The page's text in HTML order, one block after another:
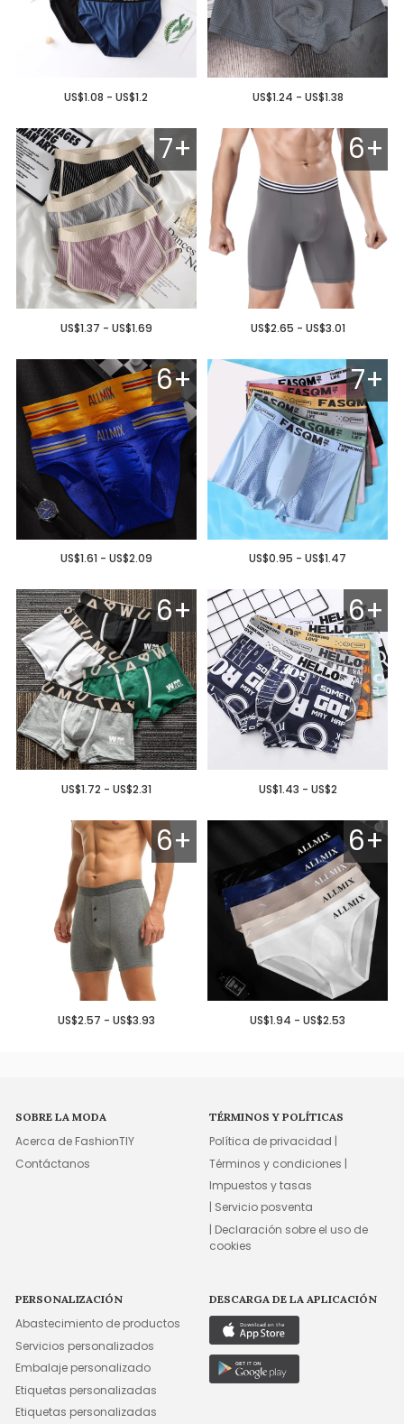
US$1.08 - US$1.2 US$1.24 - US$1.38
7+
US$1.37 - US$1.69
6+
US$2.65 - US$3.01
6+
US$1.61 - US$2.09
7+
US$0.95 - US$1.47
6+
US$1.72 - US$2.31
6+
US$1.43 - US$2
6+
US$2.57 - US$3.93
6+
US$1.94 - US$2.53
SOBRE LA MODA
Acerca de FashionTIY
Contáctanos
TÉRMINOS Y POLÍTICAS
Política de privacidad |
Términos y condiciones |
Impuestos y tasas
| Servicio posventa
| Declaración sobre el uso de
cookies
PERSONALIZACIÓN
Abastecimiento de productos
Servicios personalizados
Embalaje personalizado
Etiquetas personalizadas
Etiquetas personalizadas
DESCARGA DE LA APLICACIÓN